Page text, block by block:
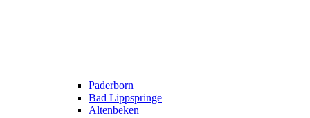
Paderborn
Bad Lippspringe
Altenbeken